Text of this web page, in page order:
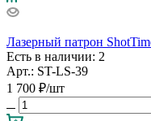
Лазерный патрон
Есть в наличии: 2
Арт.: ST-LS-39
1 700 ₽/шт